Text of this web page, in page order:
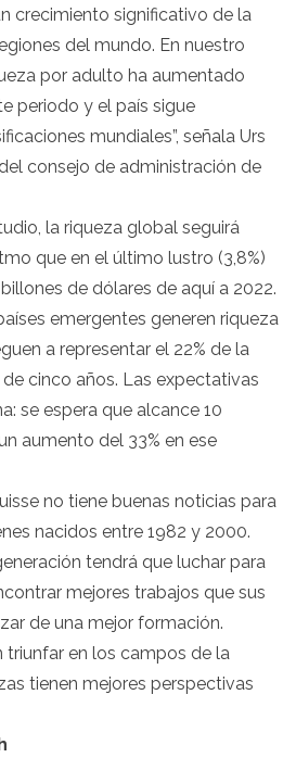
crecimiento significativo de la
del mundo. En nuestro
por adulto ha aumentado
periodo y el país sigue
mundiales”, señala Urs
consejo de administración de
la riqueza global seguirá
que en el último lustro (3,8%)
de dólares de aquí a 2022.
emergentes generen riqueza
a representar el 22% de la
cinco años. Las expectativas
se espera que alcance 10
aumento del 33% en ese
no tiene buenas noticias para
nacidos entre 1982 y 2000.
tendrá que luchar para
mejores trabajos que sus
de una mejor formación.
triunfar en los campos de la
tienen mejores perspectivas